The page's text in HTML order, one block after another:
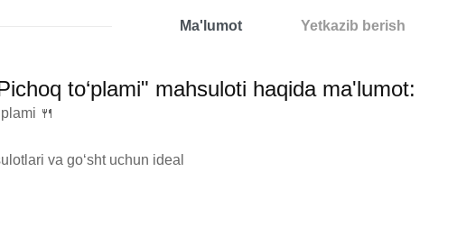
Ma'lumot Yetkazib berish
to‘plami" mahsuloti haqida ma'lumot:
🍴
va go‘sht uchun ideal